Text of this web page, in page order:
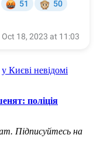
у Києві невідомі
поліція
Підписуйтесь на